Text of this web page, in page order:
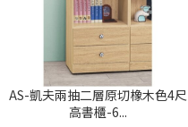
AS-凱夫兩抽二層原切橡木色4尺
高書櫃-6...